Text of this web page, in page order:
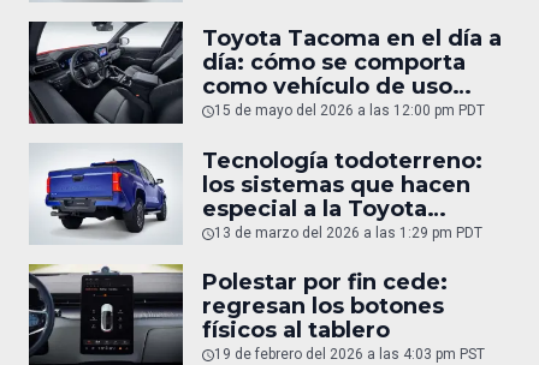
Toyota Tacoma en el día a
día: cómo se comporta
como vehículo de uso
diario
15 de mayo del 2026 a las 12:00 pm PDT
Tecnología todoterreno:
los sistemas que hacen
especial a la Toyota
Tacoma
13 de marzo del 2026 a las 1:29 pm PDT
Polestar por fin cede:
regresan los botones
físicos al tablero
19 de febrero del 2026 a las 4:03 pm PST